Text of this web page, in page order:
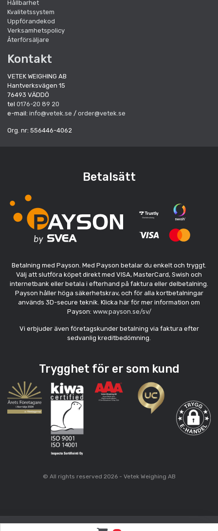
Hållbarhet
Kvalitetssystem
Uppförandekod
Verksamhetspolicy
Återförsäljare
Kontakt
VETEK WEIGHING AB
Hantverksvägen 15
76493 VÄDDÖ
tel 0176-20 89 20
e-mail: info@vetek.se / order@vetek.se
Org. nr: 556446-4062
Betalsätt
Betalning med Payson. Med Payson betalar du enkelt och tryggt.
Välj att slutföra köpet direkt med VISA, MasterCard, Swish och
internetbank eller betala i efterhand på faktura eller delbetalning.
Payson håller höga säkerhetskrav, och för alla kortbetalningar
används 3D-secure teknik. Klicka här för mer information om
Payson: www.payson.se/sv/
Vi erbjuder även företagskunder betalning via faktura efter
sedvanlig kreditbedömning.
Trygghet för er som kund
© All rights reserved 2026 - Vetek Weighing AB